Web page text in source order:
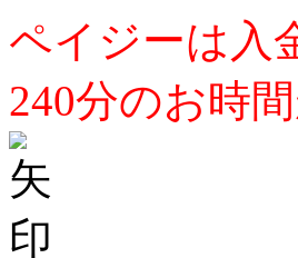
ペイジーは入
240分のお時